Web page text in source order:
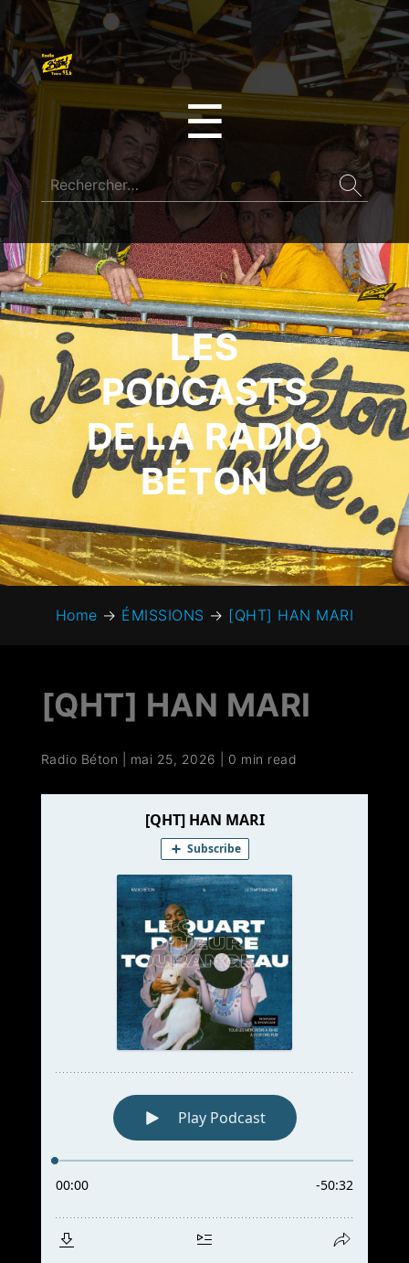
☰
LES
PODCASTS
DE LA RADIO
BÉTON
Home → ÉMISSIONS → [QHT] HAN MARI
[QHT] HAN MARI
Radio Béton mai 25, 2026 0 min read